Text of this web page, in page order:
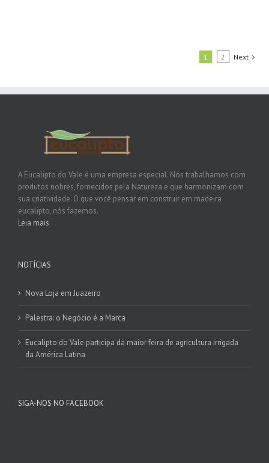
1 2 Next
A Eucalipto do Vale é uma empresa especial. Nós trabalhamos com
produtos nobres, fornecidos pela Natureza e que harmonizam com
sua criatividade. O que você pensar em construir em madeira
eucalipto, nós fazemos.
Leia mais
NOTÍCIAS
Nova Loja em Juazeiro
Palestra: o Negócio é a Marca
Eucalipto do Vale participa da maior feira de agricultura irrigada
da América Latina
SIGA-NOS NO FACEBOOK